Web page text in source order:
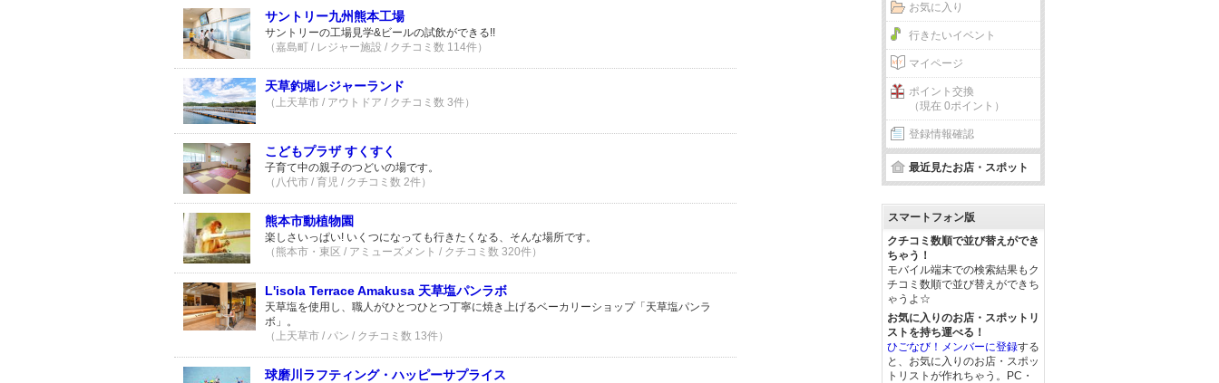
サントリー九州熊本工場
サントリーの工場見学&ビールの試飲ができる!!
（嘉島町 / レジャー施設 / クチコミ数 114件）
天草釣堀レジャーランド
（上天草市 / アウトドア / クチコミ数 3件）
こどもプラザ すくすく
子育て中の親子のつどいの場です。
（八代市 / 育児 / クチコミ数 2件）
熊本市動植物園
楽しさいっぱい! いくつになっても行きたくなる、そんな場所です。
（熊本市・東区 / アミューズメント / クチコミ数 320件）
L'isola Terrace Amakusa 天草塩パンラボ
天草塩を使用し、職人がひとつひとつ丁寧に焼き上げるベーカリーショップ「天草塩パンラ
ボ」。
（上天草市 / パン / クチコミ数 13件）
球磨川ラフティング・ハッピーサプライス
お気に入り
行きたいイベント
マイページ
ポイント交換
（現在 0ポイント）
登録情報確認
最近見たお店・スポット
スマートフォン版
クチコミ数順で並び替えができ
ちゃう！
モバイル端末での検索結果もク
チコミ数順で並び替えができち
ゃうよ☆
お気に入りのお店・スポットリ
ストを持ち運べる！
ひごなび！メンバーに登録する
と、お気に入りのお店・スポッ
トリストが作れちゃう。PC・